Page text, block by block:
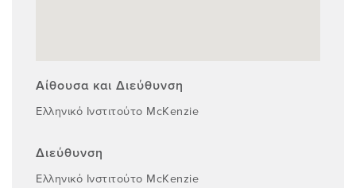
Αίθουσα και Διεύθυνση
Ελληνικό Ινστιτούτο McKenzie
Διεύθυνση
Ελληνικό Ινστιτούτο McKenzie